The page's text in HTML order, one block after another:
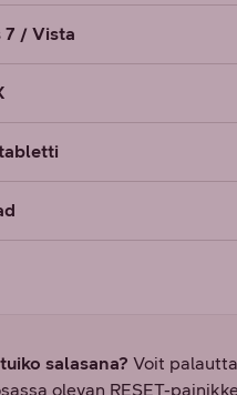
7 / Vista
salasana? Voit
olevan RESET-